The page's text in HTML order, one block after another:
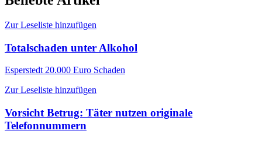
Zur Leseliste hinzufügen
Totalschaden unter Alkohol
Esperstedt20.000 Euro Schaden
Zur Leseliste hinzufügen
Vorsicht Betrug: Täter nutzen originale
Telefonnummern